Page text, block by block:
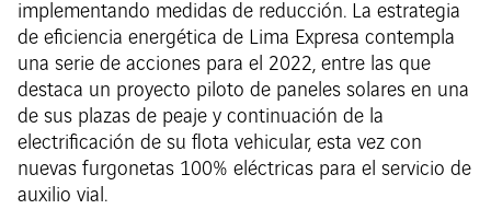
implementando medidas de reducción. La estrategia
de eficiencia energética de Lima Expresa contempla
una serie de acciones para el 2022, entre las que
destaca un proyecto piloto de paneles solares en una
de sus plazas de peaje y continuación de la
electrificación de su flota vehicular, esta vez con
nuevas furgonetas 100% eléctricas para el servicio de
auxilio vial.